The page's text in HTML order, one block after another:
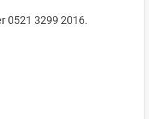
0521 3299 2016.